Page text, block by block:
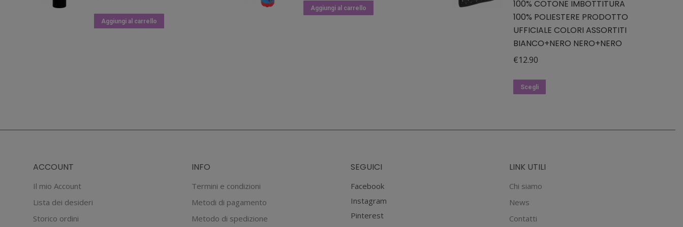
originaleattuale
Aggiungi al carrello
originale
attuale
Aggiungi al carrello
100% COTONE IMBOTTITURA
100% POLIESTERE PRODOTTO
UFFICIALE COLORI ASSORTITI
BIANCO+NERO NERO+NERO
€12.90
Scegli
opzioni
ACCOUNT
Il mio Account
Lista dei desideri
Storico ordini
INFO
Termini e condizioni
Metodi di pagamento
Metodo di spedizione
SEGUICI
Facebook
Instagram
Pinterest
LINK UTILI
Chi siamo
News
Contatti